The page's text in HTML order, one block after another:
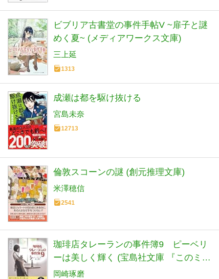
ビブリア古書堂の事件手帖V ~扉子と謎
めく夏~ (メディアワークス文庫)
三上延
1313
成瀬は都を駆け抜ける
宮島未奈
12713
倫敦スコーンの謎 (創元推理文庫)
米澤穂信
2541
珈琲店タレーランの事件簿9 ピーベリ
ーは美しく輝く (宝島社文庫 『このミ
ス』大賞シリーズ)
岡崎琢磨